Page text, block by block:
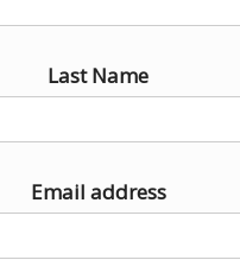
d
o
Last Name
Email address